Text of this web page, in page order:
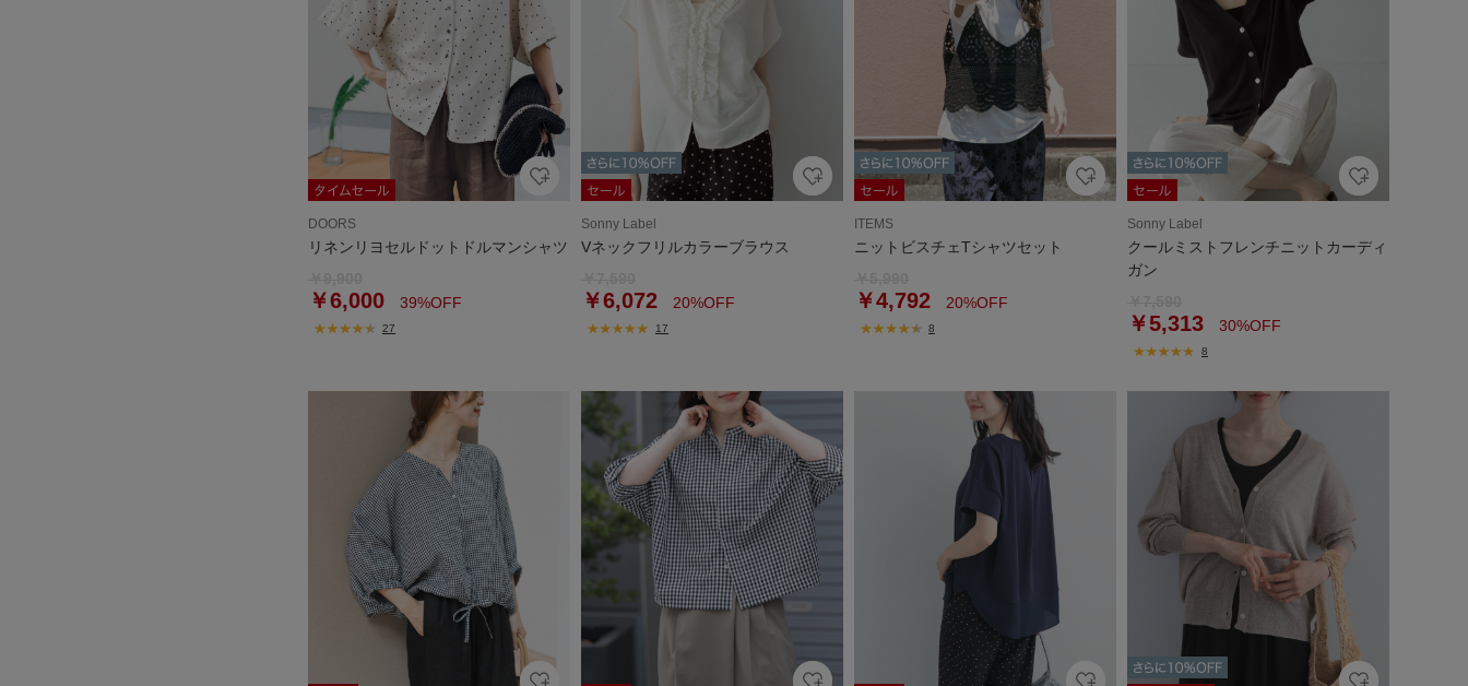
DOORS
リネンリヨセルドットドルマンシャツ
￥6,000 39%OFF
27
Sonny Label
Vネックフリルカラーブラウス
￥6,072 20%OFF
17
ITEMS
ニットビスチェTシャツセット
￥4,792 20%OFF
8
Sonny Label
クールミストフレンチニットカーディ
ガン
￥5,313 30%OFF
8